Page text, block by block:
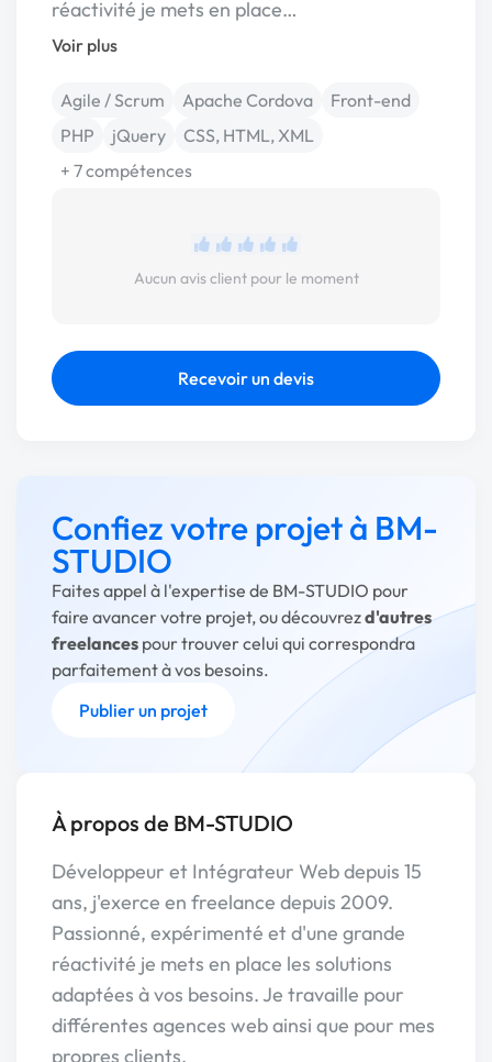
réactivité je mets en place…
Voir plus
Agile / Scrum Apache Cordova
Front-end
PHP
jQuery
CSS, HTML, XML
+ 7 compétences
Aucun avis client pour le moment
Recevoir un devis
Confiez votre projet à BM-
STUDIO
Faites appel à l'expertise de BM-STUDIO pour
faire avancer votre projet, ou découvrezd'autres
freelances pour trouver celui qui correspondra
parfaitement à vos besoins.
Publier un projet
À propos de BM-STUDIO
Développeur et Intégrateur Web depuis 15
ans, j'exerce en freelance depuis 2009.
Passionné, expérimenté et d'une grande
réactivité je mets en place les solutions
adaptées à vos besoins. Je travaille pour
différentes agences web ainsi que pour mes
propres clients.